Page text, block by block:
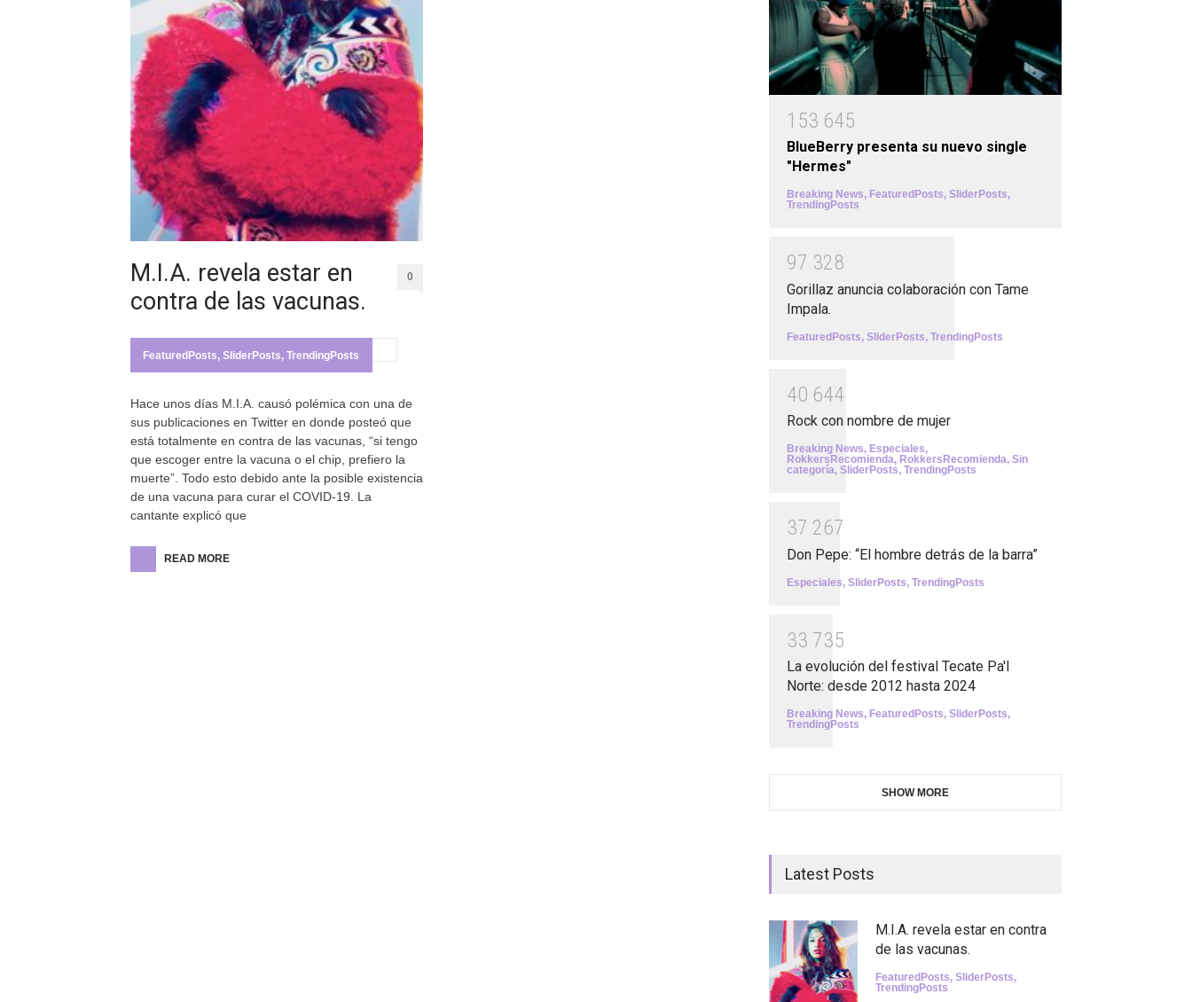
M.I.A. revela estar en
contra de las vacunas.
0
FeaturedPosts, SliderPosts, TrendingPosts
Hace unos días M.I.A. causó polémica con una de
sus publicaciones en Twitter en donde posteó que
está totalmente en contra de las vacunas, “si tengo
que escoger entre la vacuna o el chip, prefiero la
muerte”. Todo esto debido ante la posible existencia
de una vacuna para curar el COVID-19. La
cantante explicó que
READ MORE
1 53 645
BlueBerry presenta su nuevo single
"Hermes"
Breaking News, FeaturedPosts, SliderPosts,
TrendingPosts
97 328
Gorillaz anuncia colaboración con Tame
Impala.
FeaturedPosts, SliderPosts, TrendingPosts
40 644
Rock con nombre de mujer
Breaking News, Especiales,
RokkersRecomienda, RokkersRecomienda, Sin
categoría, SliderPosts, TrendingPosts
37 267
Don Pepe: “El hombre detrás de la barra”
Especiales, SliderPosts, TrendingPosts
33 735
La evolución del festival Tecate Pa'l
Norte: desde 2012 hasta 2024
Breaking News, FeaturedPosts, SliderPosts,
TrendingPosts
SHOW MORE
Latest Posts
M.I.A. revela estar en contra
de las vacunas.
FeaturedPosts, SliderPosts,
TrendingPosts